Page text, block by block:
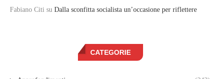
Fabiano Citi su Dalla sconfitta socialista un’occasione per riflettere
CATEGORIE